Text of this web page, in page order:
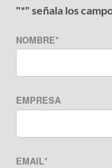
"*" señala los
NOMBRE*
EMPRESA
EMAIL*